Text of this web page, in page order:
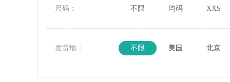
尺码： 不限 均码 XXS
发货地： 不限 美国 北京